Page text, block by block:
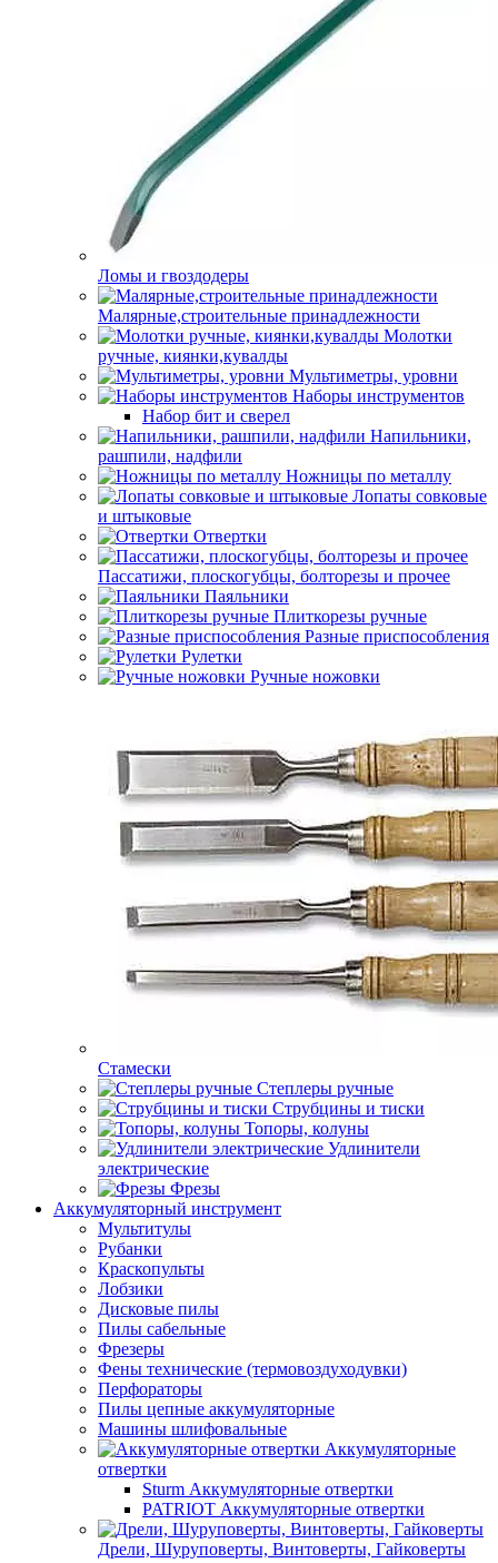
Ломы и гвоздодеры
Малярные,строительные принадлежности
Молотки
ручные, киянки,кувалды
Мультиметры, уровни
Наборы инструментов
Набор бит и сверел
Напильники,
рашпили, надфили
Ножницы по металлу
Лопаты совковые
и штыковые
Отвертки
Пассатижи, плоскогубцы, болторезы и прочее
Паяльники
Плиткорезы ручные
Разные приспособления
Рулетки
Ручные ножовки
Стамески
Степлеры ручные
Струбцины и тиски
Топоры, колуны
Удлинители
электрические
Фрезы
Аккумуляторный инструмент
Мультитулы
Рубанки
Краскопульты
Лобзики
Дисковые пилы
Пилы сабельные
Фрезеры
Фены технические (термовоздуходувки)
Перфораторы
Пилы цепные аккумуляторные
Машины шлифовальные
Аккумуляторные
отвертки
Sturm Аккумуляторные отвертки
PATRIOT Аккумуляторные отвертки
Дрели, Шуруповерты, Винтоверты, Гайковерты